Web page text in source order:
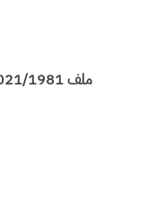
ملف 98021/1981 قرار 1177 بتاريخ 27/04/1988